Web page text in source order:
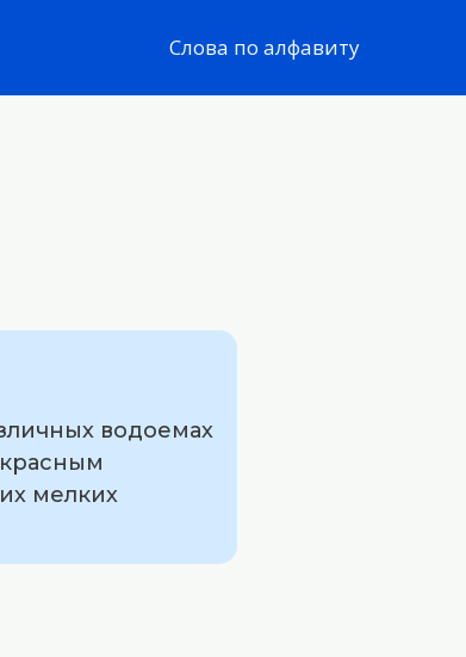
Слова по алфавиту
водоемах
мелких